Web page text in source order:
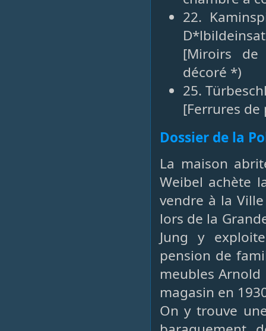
22.
[Miroirs de
décoré *)
25.
[Ferrures de
Dossier de la
La maison
Weibel achète
vendre à la
lors de la
Jung y
pension de
meubles
magasin en
On y trouve